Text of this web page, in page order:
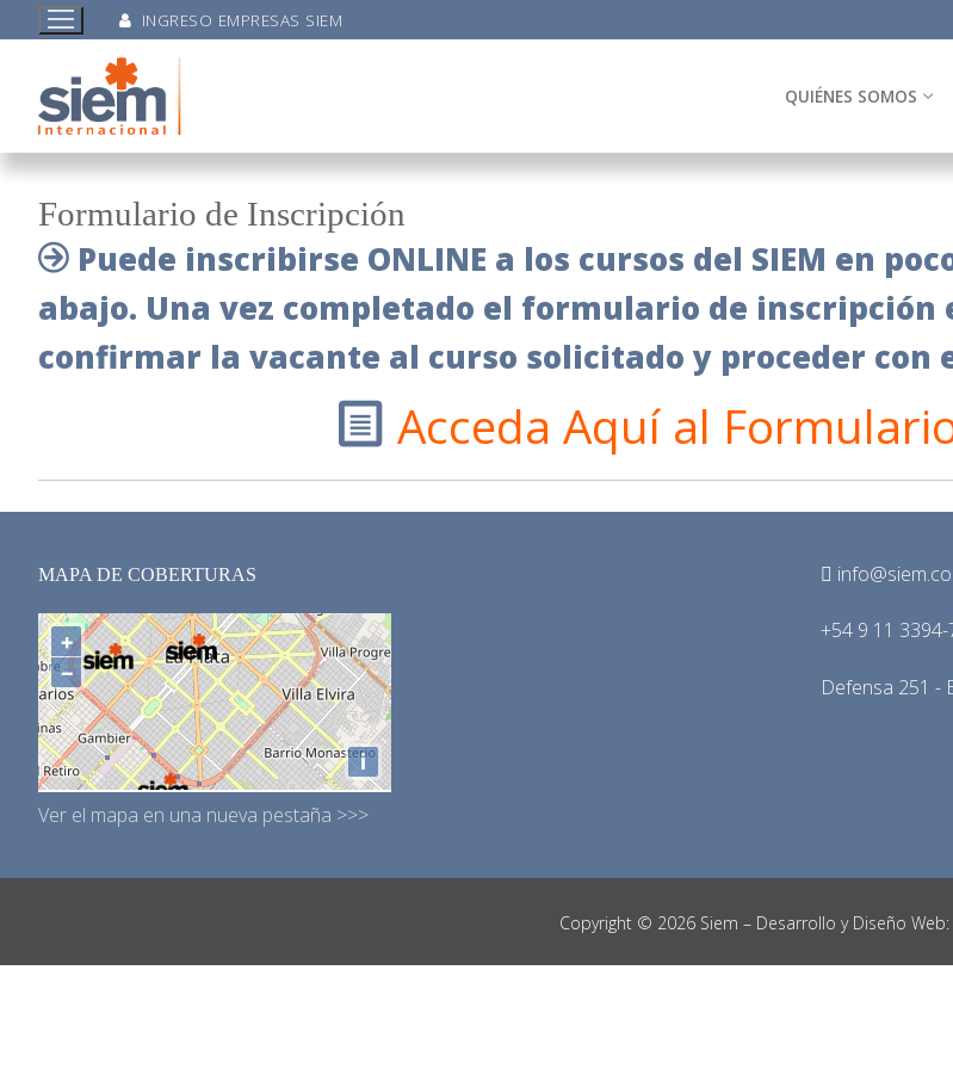
INGRESO EMPRESAS SIEM
QUIÉNES SOMOS
Formulario de Inscripción
Puede inscribirse ONLINE a los cursos del SIEM en
abajo. Una vez completado el formulario de inscripción
confirmar la vacante al curso solicitado y proceder con
Acceda Aquí al
MAPA DE COBERTURAS
Ver el mapa en una nueva pestaña >>>
+54 9 11
Defensa 251 -
Copyright © 2026 Siem – Desarrollo y Diseño Web: